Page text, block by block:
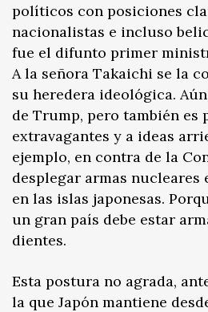
políticos con posiciones
nacionalistas e incluso
fue el difunto primer
A la señora Takaichi se la
su heredera ideológica.
de Trump, pero también es
extravagantes y a ideas
ejemplo, en contra de la
desplegar armas nucleares
en las islas japonesas.
un gran país debe estar
dientes.
Esta postura no agrada,
la que Japón mantiene